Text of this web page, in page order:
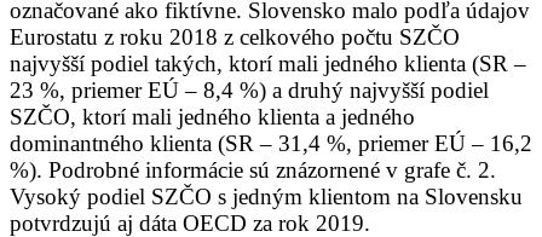
označované ako fiktívne. Slovensko malo podľa údajov
Eurostatu z roku 2018 z celkového počtu SZČO
najvyšší podiel takých, ktorí mali jedného klienta (SR –
23 %, priemer EÚ – 8,4 %) a druhý najvyšší podiel
SZČO, ktorí mali jedného klienta a jedného
dominantného klienta (SR – 31,4 %, priemer EÚ – 16,2
%). Podrobné informácie sú znázornené v grafe č. 2.
Vysoký podiel SZČO s jedným klientom na Slovensku
potvrdzujú aj dáta OECD za rok 2019.